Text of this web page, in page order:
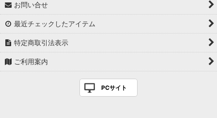
お問い合せ
最近チェックしたアイテム
特定商取引法表示
ご利用案内
PCサイト